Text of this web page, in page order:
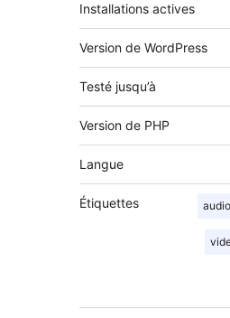
Installations actives
Version de WordPress
Testé jusqu’à
Version de PHP
Langue
Étiquettes